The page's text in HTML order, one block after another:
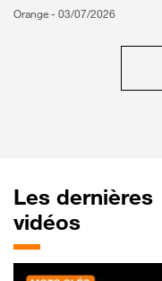
Orange - 03/07/2026
Les dernières
vidéos